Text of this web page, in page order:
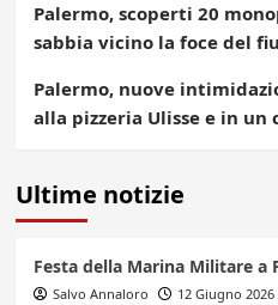
Palermo, scoperti 20
sabbia vicino la foce del
Palermo, nuove
alla pizzeria Ulisse e in un
Ultime notizie
Festa della Marina Militare
Salvo Annaloro 12 Giugno 2026